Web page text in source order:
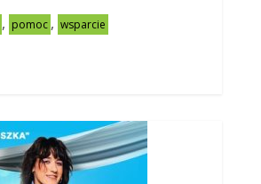
, pomoc , wsparcie